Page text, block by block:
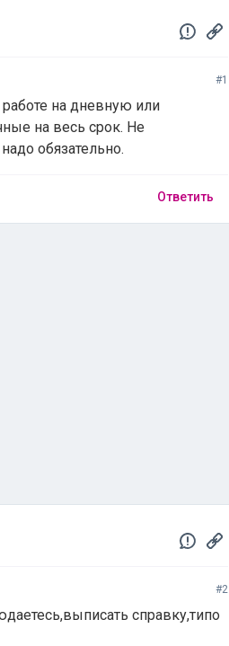
#1
на дневную или
на весь срок. Не
обязательно.
Ответить
#2
справку,типо